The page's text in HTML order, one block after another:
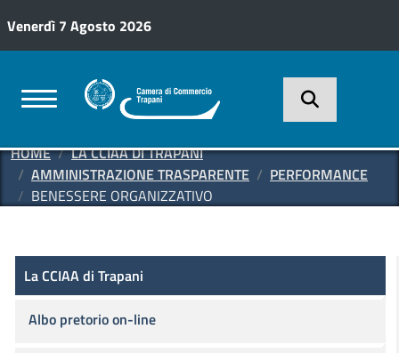
Venerdì 7 Agosto 2026
HOME
LA CCIAA DI TRAPANI
AMMINISTRAZIONE TRASPARENTE
PERFORMANCE
BENESSERE ORGANIZZATIVO
Amministrazione Trasparente
La CCIAA di Trapani
La CCIAA di Trapani
Albo pretorio on-line